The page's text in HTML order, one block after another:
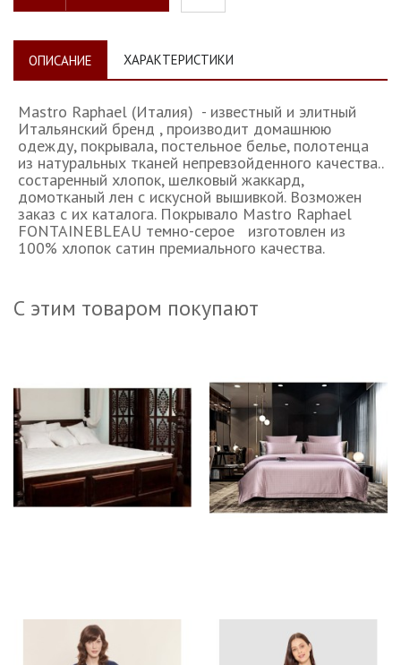
ОПИСАНИЕ ХАРАКТЕРИСТИКИ
Mastro Raphael (Италия) - известный и элитный
Итальянский бренд , производит домашнюю
одежду, покрывала, постельное белье, полотенца
из натуральных тканей непревзойденного качества..
состаренный хлопок, шелковый жаккард,
домотканый лен с искусной вышивкой. Возможен
заказ с их каталога. Покрывало Mastro Raphael
FONTAINEBLEAU темно-серое изготовлен из
100% хлопок сатин премиального качества.
С этим товаром покупают